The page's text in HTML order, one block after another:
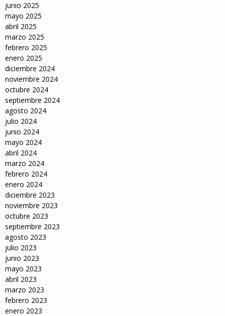
junio 2025
mayo 2025
abril 2025
marzo 2025
febrero 2025
enero 2025
diciembre 2024
noviembre 2024
octubre 2024
septiembre 2024
agosto 2024
julio 2024
junio 2024
mayo 2024
abril 2024
marzo 2024
febrero 2024
enero 2024
diciembre 2023
noviembre 2023
octubre 2023
septiembre 2023
agosto 2023
julio 2023
junio 2023
mayo 2023
abril 2023
marzo 2023
febrero 2023
enero 2023